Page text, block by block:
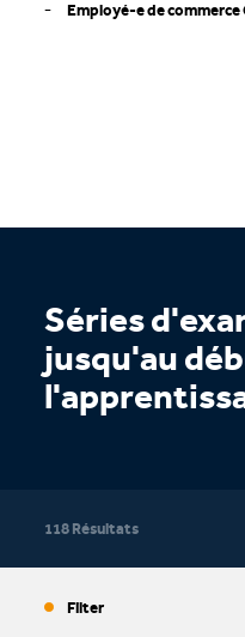
Employé-e de commerce
Séries
jusqu'au
118 Résultats
Filter